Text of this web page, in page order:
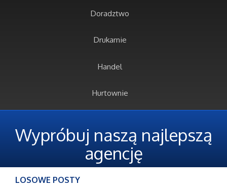
Doradztwo
Drukarnie
Handel
Hurtownie
Oferty Pracy
Wypróbuj naszą najlepszą
agencję
LOSOWE POSTY